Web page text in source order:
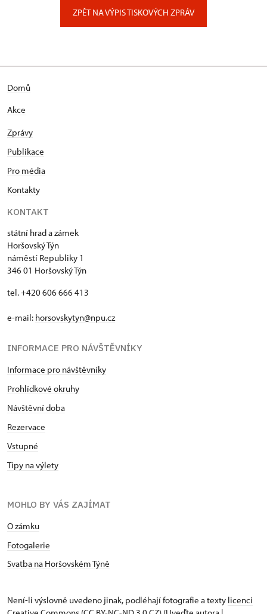
ZPĚT NA VÝPIS TISKOVÝCH ZPRÁV
Domů
Akce
Zprávy
Publikace
Pro média
Kontakty
KONTAKT
státní hrad a zámek
Horšovský Týn
náměstí Republiky 1
346 01 Horšovský Týn
tel. +420 606 666 413
e-mail: horsovskytyn@npu.cz
INFORMACE PRO NÁVŠTĚVNÍKY
Informace pro návštěvníky
Prohlídkové okruhy
Návštěvní doba
Rezervace
Vstupné
Tipy na výlety
MOHLO BY VÁS ZAJÍMAT
O zámku
Fotogalerie
Svatba na Horšovském Týně
Není-li výslovně uvedeno jinak, podléhají fotografie a texty licenci